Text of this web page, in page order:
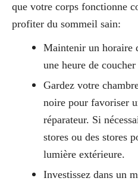
que votre corps fonctionne
profiter du sommeil sain:
Maintenir un horaire
une heure de
Gardez votre
noire pour favoriser
réparateur. Si
stores ou des stores
lumière extérieure.
Investissez dans un